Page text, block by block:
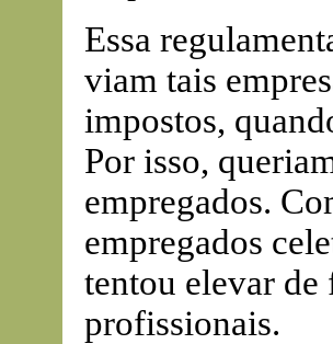
Essa
viam tais
impostos,
Por isso,
empregados.
empregados
tentou elevar de
profissionais.